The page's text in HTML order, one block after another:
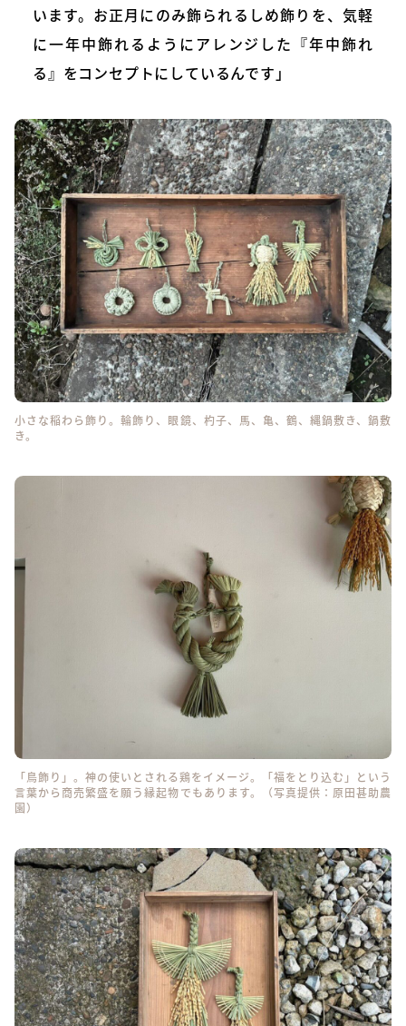
います。お正月にのみ飾られるしめ飾りを、気軽
に一年中飾れるようにアレンジした『年中飾れ
る』をコンセプトにしているんです」
小さな稲わら飾り。輪飾り、眼鏡、杓子、馬、亀、鶴、縄鍋敷き、鍋敷
き。
「鳥飾り」。神の使いとされる鶏をイメージ。「福をとり込む」という
言葉から商売繁盛を願う縁起物でもあります。（写真提供：原田甚助農
園）